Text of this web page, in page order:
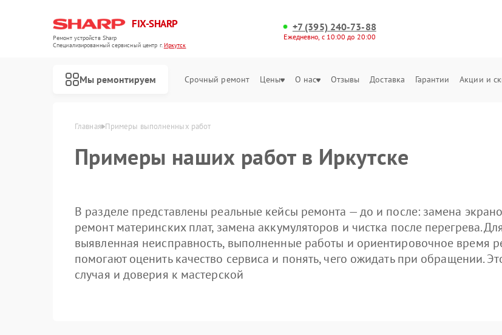
FIX-SHARP
Ремонт устройств Sharp
Специализированный cервисный центр г.Иркутск
+7 (395) 240-73-88
Ежедневно, с 10:00 до 20:00
Мы ремонтируем Срочный ремонт Цены О нас Отзывы Доставка Гарантии Акции и
Главная Примеры выполненных работ
Примеры наших работ в Иркутске
В разделе представлены реальные кейсы ремонта — до и после: замена
ремонт материнских плат, замена аккумуляторов и чистка после перегрева.
выявленная неисправность, выполненные работы и ориентировочное время
помогают оценить качество сервиса и понять, чего ожидать при обращении.
случая и доверия к мастерской